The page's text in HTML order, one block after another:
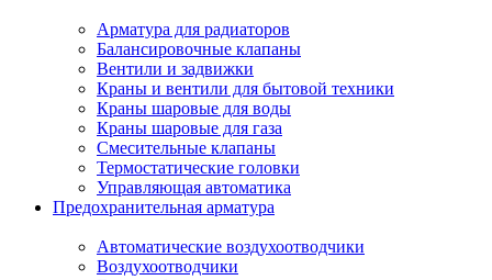
Арматура для радиаторов
Балансировочные клапаны
Вентили и задвижки
Краны и вентили для бытовой техники
Краны шаровые для воды
Краны шаровые для газа
Смесительные клапаны
Термостатические головки
Управляющая автоматика
Предохранительная арматура
Автоматические воздухоотводчики
Воздухоотводчики